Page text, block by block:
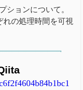
ションについて。
れの処理時間を可視